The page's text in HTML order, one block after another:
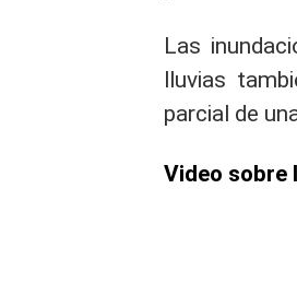
Las
lluvias
parcial de
Video sobre